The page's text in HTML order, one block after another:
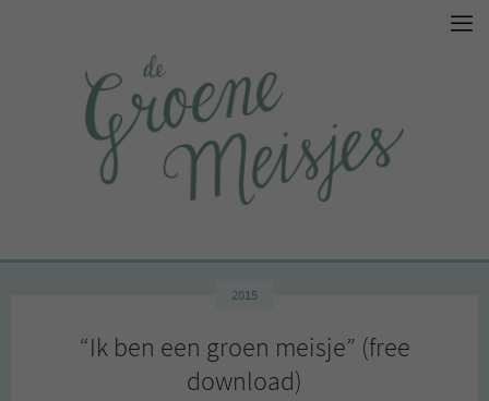
2015
“Ik ben een groen meisje” (free
download)